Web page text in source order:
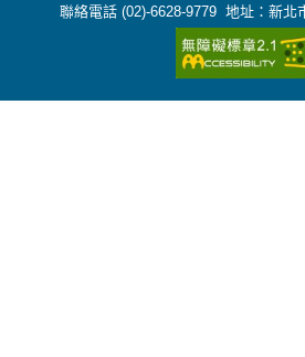
聯絡電話 (02)-6628-9779 地址：新北